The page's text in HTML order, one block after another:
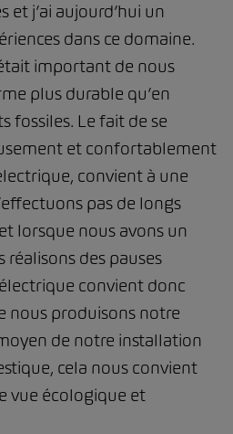
j’ai aujourd’hui un
dans ce domaine.
important de nous
plus durable qu’en
fossiles. Le fait de se
et confortablement
convient à une
pas de longs
lorsque nous avons un
réalisons des pauses
convient donc
nous produisons notre
de notre installation
cela nous convient
vue écologique et